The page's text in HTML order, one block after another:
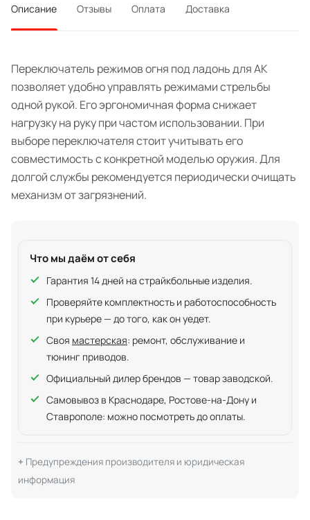
Описание Отзывы Оплата Доставка
Переключатель режимов огня под ладонь для АК
позволяет удобно управлять режимами стрельбы
одной рукой. Его эргономичная форма снижает
нагрузку на руку при частом использовании. При
выборе переключателя стоит учитывать его
совместимость с конкретной моделью оружия. Для
долгой службы рекомендуется периодически очищать
механизм от загрязнений.
Что мы даём от себя
Гарантия 14 дней на страйкбольные изделия.
Проверяйте комплектность и работоспособность
при курьере — до того, как он уедет.
Своя мастерская: ремонт, обслуживание и
тюнинг приводов.
Официальный дилер брендов — товар заводской.
Самовывоз в Краснодаре, Ростове-на-Дону и
Ставрополе: можно посмотреть до оплаты.
Предупреждения производителя и юридическая
информация